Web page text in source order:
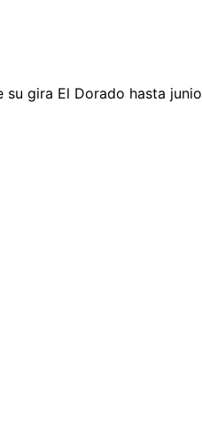
su gira El Dorado hasta junio